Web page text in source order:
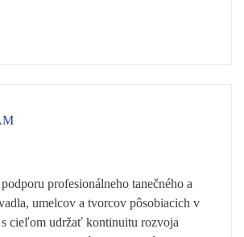
profesionálneho tanečného a
umelcov a tvorcov pôsobiacich v
s cieľom udržať kontinuitu rozvoja